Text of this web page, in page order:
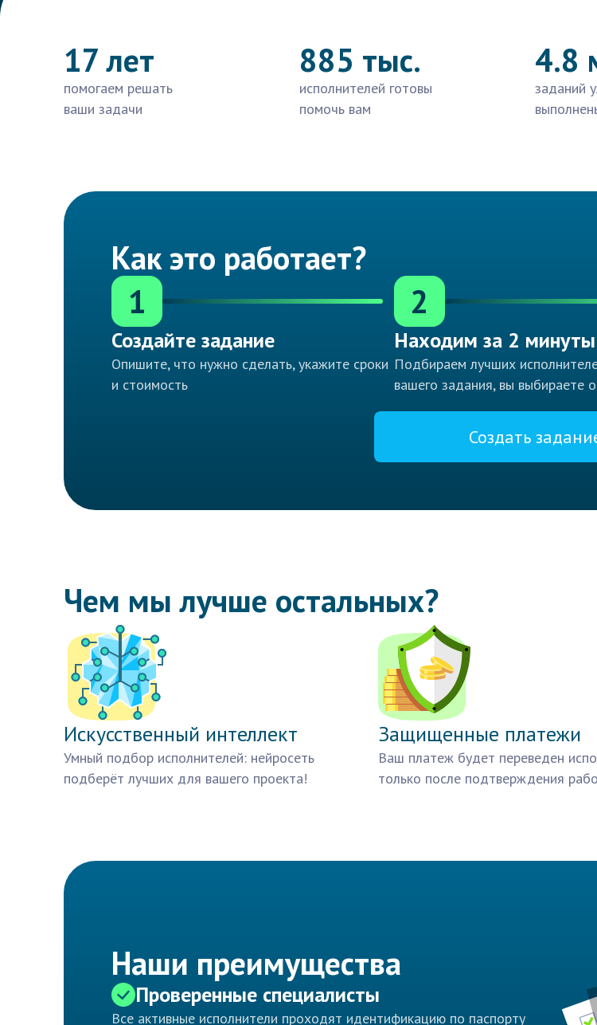
17 лет
помогаем решать
ваши задачи
885 тыс.
исполнителей готовы
помочь вам
4.8
заданий
Как это работает?
1
Создайте задание
Опишите, что нужно сделать, укажите сроки
и стоимость
2
Находим за 2 минуты
Подбираем лучших
вашего задания, вы выбираете
Создать
Чем мы лучше остальных?
Искусственный интеллект
Умный подбор исполнителей: нейросеть
подберёт лучших для вашего проекта!
Защищенные платежи
Ваш платеж будет переведен
только после подтверждения
Наши преимущества
Проверенные специалисты
Все активные исполнители проходят идентификацию по паспорту